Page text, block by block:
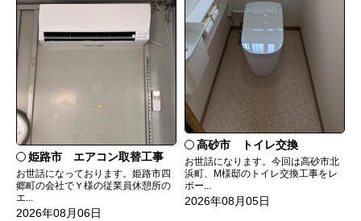
姫路市 エアコン取替工事
お世話になっております。姫路市四
郷町の会社でＹ様の従業員休憩所の
エ...
2026年08月06日
高砂市 トイレ交換
お世話になります。今回は高砂市北
浜町、M様邸のトイレ交換工事をレ
ポー...
2026年08月05日